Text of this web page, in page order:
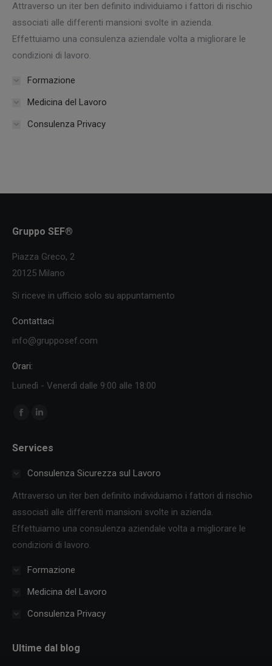
Attraverso un iter ben definito individuiamo i fattori di rischio
associati alle differenti mansioni svolte in azienda.
Effettuiamo una consulenza aziendale volta a migliorare le
condizioni di lavoro.
Formazione
Medicina del Lavoro
Consulenza Privacy
Gruppo SEF®
Piazza Greco, 2
20125 Milano
Si riceve in ufficio solo su appuntamento
Contattaci
info@grupposef.com
Orari:
Lunedì - Venerdì dalle 9:00 alle 18:00
Ci puoi trovare su:
Facebook
opens
window
opens
window
Services
Consulenza Sicurezza sul Lavoro
Attraverso un iter ben definito individuiamo i fattori di rischio
associati alle differenti mansioni svolte in azienda.
Effettuiamo una consulenza aziendale volta a migliorare le
condizioni di lavoro.
Formazione
Medicina del Lavoro
Consulenza Privacy
Ultime dal blog